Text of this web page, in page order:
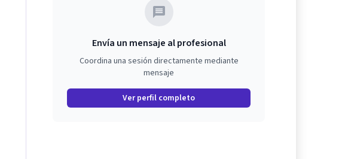
Envía un mensaje al profesional
Coordina una sesión directamente mediante
mensaje
Ver perfil completo